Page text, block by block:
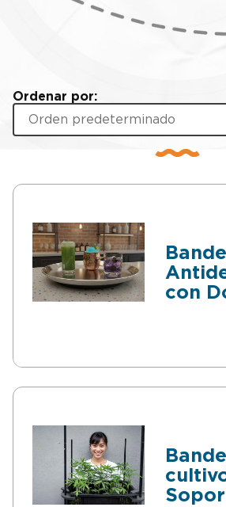
Ordenar por:
con